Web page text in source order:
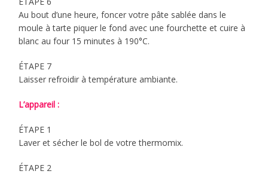
Au bout d’une heure, foncer votre pâte sablée dans le
moule à tarte piquer le fond avec une fourchette et cuire à
blanc au four 15 minutes à 190°C.
ÉTAPE 7
Laisser refroidir à température ambiante.
L’appareil :
ÉTAPE 1
Laver et sécher le bol de votre thermomix.
ÉTAPE 2